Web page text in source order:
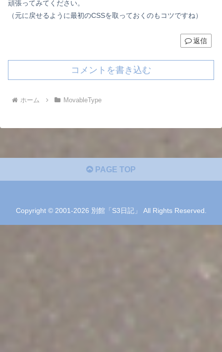
頑張ってみてください。
（元に戻せるように最初のCSSを取っておくのもコツですね）
返信
コメントを書き込む
ホーム MovableType
PAGE TOP
Copyright © 2001-2026 別館「S3日記」 All Rights Reserved.